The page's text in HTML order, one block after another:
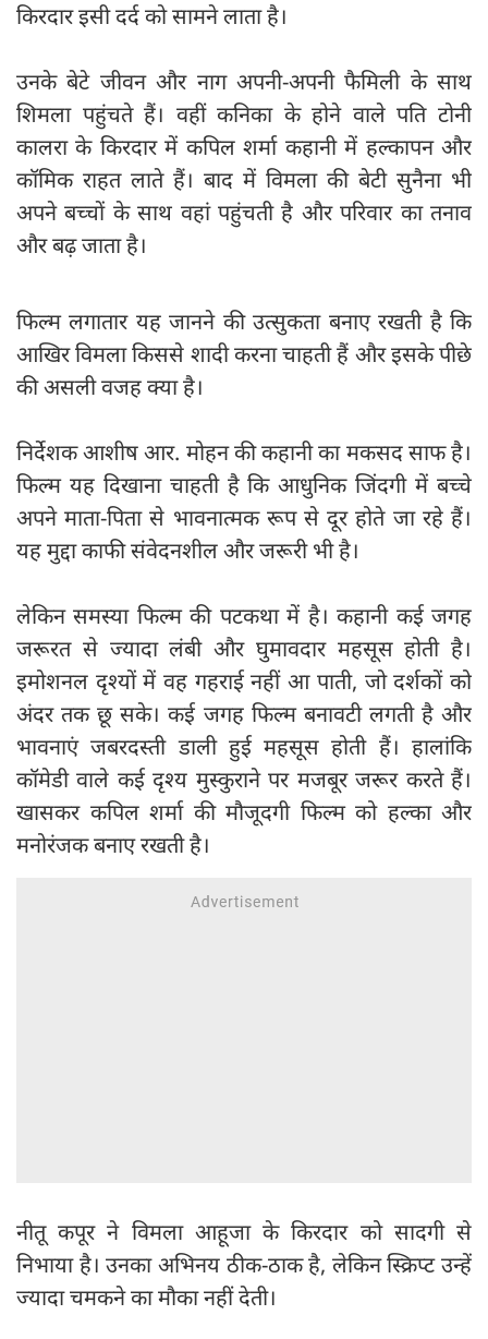
किरदार इसी दर्द को सामने लाता है।
उनके बेटे जीवन और नाग अपनी-अपनी फैमिली के साथ
शिमला पहुंचते हैं। वहीं कनिका के होने वाले पति टोनी
कालरा के किरदार में कपिल शर्मा कहानी में हल्कापन और
कॉमिक राहत लाते हैं। बाद में विमला की बेटी सुनैना भी
अपने बच्चों के साथ वहां पहुंचती है और परिवार का तनाव
और बढ़ जाता है।
फिल्म लगातार यह जानने की उत्सुकता बनाए रखती है कि
आखिर विमला किससे शादी करना चाहती हैं और इसके पीछे
की असली वजह क्या है।
निर्देशक आशीष आर. मोहन की कहानी का मकसद साफ है।
फिल्म यह दिखाना चाहती है कि आधुनिक जिंदगी में बच्चे
अपने माता-पिता से भावनात्मक रूप से दूर होते जा रहे हैं।
यह मुद्दा काफी संवेदनशील और जरूरी भी है।
लेकिन समस्या फिल्म की पटकथा में है। कहानी कई जगह
जरूरत से ज्यादा लंबी और घुमावदार महसूस होती है।
इमोशनल दृश्यों में वह गहराई नहीं आ पाती, जो दर्शकों को
अंदर तक छू सके। कई जगह फिल्म बनावटी लगती है और
भावनाएं जबरदस्ती डाली हुई महसूस होती हैं। हालांकि
कॉमेडी वाले कई दृश्य मुस्कुराने पर मजबूर जरूर करते हैं।
खासकर कपिल शर्मा की मौजूदगी फिल्म को हल्का और
मनोरंजक बनाए रखती है।
नीतू कपूर ने विमला आहूजा के किरदार को सादगी से
निभाया है। उनका अभिनय ठीक-ठाक है, लेकिन स्क्रिप्ट उन्हें
ज्यादा चमकने का मौका नहीं देती।